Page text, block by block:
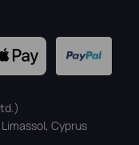
Cyprus